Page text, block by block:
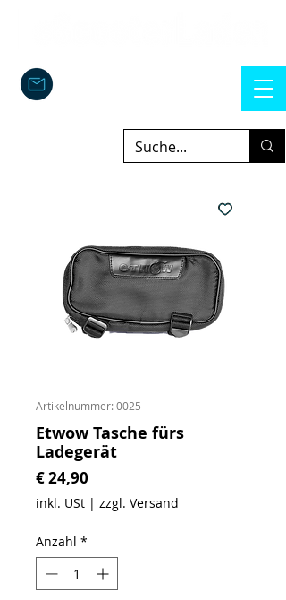
Artikelnummer: 0025
Etwow Tasche fürs
Ladegerät
€ 24,90
inkl. USt | zzgl. Versand
Anzahl *